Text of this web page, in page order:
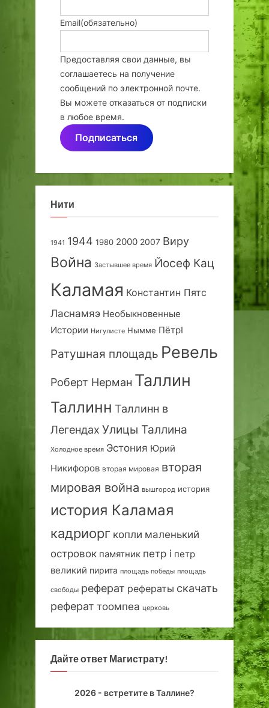
Email(обязательно)
Предоставляя свои данные, вы
соглашаетесь на получение
сообщений по электронной почте.
Вы можете отказаться от подписки
в любое время.
Подписаться
Нити
1941 1944 1980 2000 2007 Виру
Война Застывшее время Йосеф Кац
Каламая Константин Пятс
Ласнамяэ Необыкновенные
Истории Нигулисте Нымме ПётрI
Ратушная площадь Ревель
Роберт Нерман Таллин
Таллинн Таллинн в
Легендах Улицы Таллина
Холодное время Эстония Юрий
Никифоров вторая мировая вторая
мировая война вышгород история
история Каламая
кадриорг копли маленький
островок памятник петр i петр
великий пирита площадь победы площадь
свободы реферат рефераты скачать
реферат тоомпеа церковь
Дайте ответ Магистрату!
2026 - встретите в Таллине?